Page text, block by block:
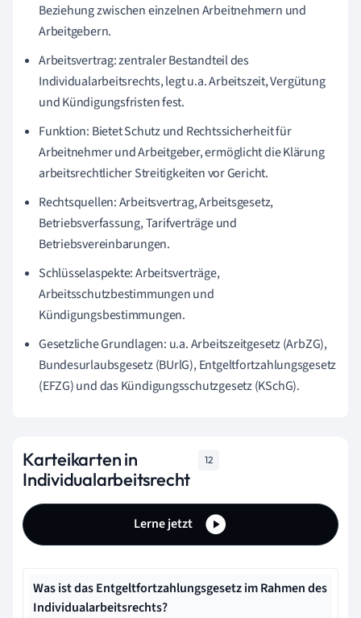
Beziehung zwischen einzelnen Arbeitnehmern und
Arbeitgebern.
Arbeitsvertrag: zentraler Bestandteil des
Individualarbeitsrechts, legt u.a. Arbeitszeit, Vergütung
und Kündigungsfristen fest.
Funktion: Bietet Schutz und Rechtssicherheit für
Arbeitnehmer und Arbeitgeber, ermöglicht die Klärung
arbeitsrechtlicher Streitigkeiten vor Gericht.
Rechtsquellen: Arbeitsvertrag, Arbeitsgesetz,
Betriebsverfassung, Tarifverträge und
Betriebsvereinbarungen.
Schlüsselaspekte: Arbeitsverträge,
Arbeitsschutzbestimmungen und
Kündigungsbestimmungen.
Gesetzliche Grundlagen: u.a. Arbeitszeitgesetz (ArbZG),
Bundesurlaubsgesetz (BUrlG), Entgeltfortzahlungsgesetz
(EFZG) und das Kündigungsschutzgesetz (KSchG).
Karteikarten in
Individualarbeitsrecht
12
Lerne jetzt
Was ist das Entgeltfortzahlungsgesetz im Rahmen des
Individualarbeitsrechts?